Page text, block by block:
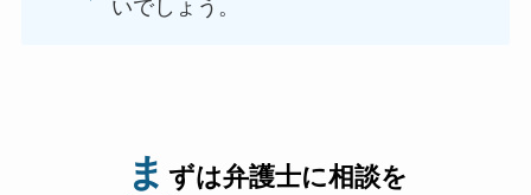
いでしょう。
ま ずは弁護士に相談を